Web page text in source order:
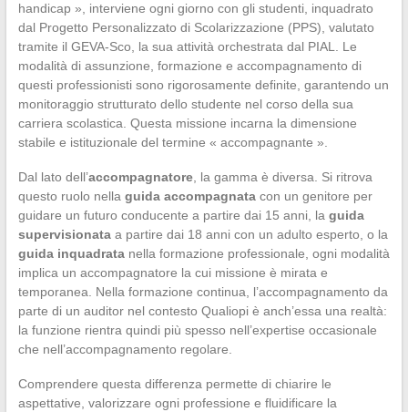
handicap », interviene ogni giorno con gli studenti, inquadrato
dal Progetto Personalizzato di Scolarizzazione (PPS), valutato
tramite il GEVA-Sco, la sua attività orchestrata dal PIAL. Le
modalità di assunzione, formazione e accompagnamento di
questi professionisti sono rigorosamente definite, garantendo un
monitoraggio strutturato dello studente nel corso della sua
carriera scolastica. Questa missione incarna la dimensione
stabile e istituzionale del termine « accompagnante ».
Dal lato dell’accompagnatore, la gamma è diversa. Si ritrova
questo ruolo nella guida accompagnatacon un genitore per
guidare un futuro conducente a partire dai 15 anni, la guida
supervisionataa partire dai 18 anni con un adulto esperto, o la
guida inquadratanella formazione professionale, ogni modalità
implica un accompagnatore la cui missione è mirata e
temporanea. Nella formazione continua, l’accompagnamento da
parte di un auditor nel contesto Qualiopi è anch’essa una realtà:
la funzione rientra quindi più spesso nell’expertise occasionale
che nell’accompagnamento regolare.
Comprendere questa differenza permette di chiarire le
aspettative, valorizzare ogni professione e fluidificare la